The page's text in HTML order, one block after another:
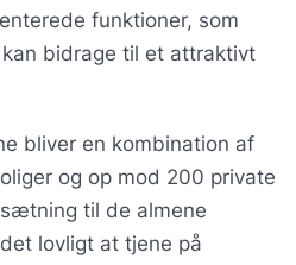
funktioner, som
bidrage til et attraktivt
bliver en kombination af
og op mod 200 private
til de almene
lovligt at tjene på